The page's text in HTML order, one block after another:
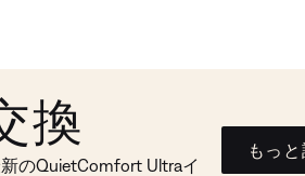
換
のQuietComfort Ultraイ
もっ